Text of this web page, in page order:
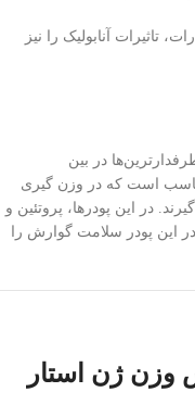
تاثیرات آنابولیک را نیز
در بین
است که در وزن گیری
در این پودرها، پروتئین و
این پودر سلامت گوارش را
وزن ژن استار